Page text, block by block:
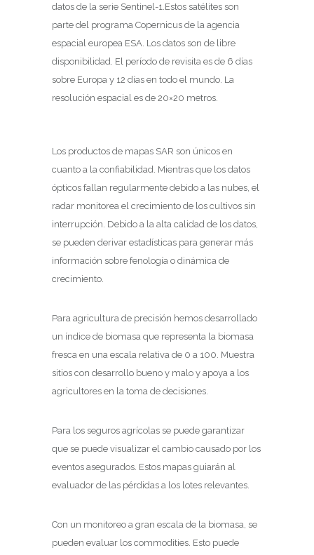
datos de la serie Sentinel-1.Estos satélites son
parte del programa Copernicus de la agencia
espacial europea ESA. Los datos son de libre
disponibilidad. El período de revisita es de 6 días
sobre Europa y 12 días en todo el mundo. La
resolución espacial es de 20×20 metros.
Los productos de mapas SAR son únicos en
cuanto a la confiabilidad. Mientras que los datos
ópticos fallan regularmente debido a las nubes, el
radar monitorea el crecimiento de los cultivos sin
interrupción. Debido a la alta calidad de los datos,
se pueden derivar estadísticas para generar más
información sobre fenología o dinámica de
crecimiento.
Para agricultura de precisión hemos desarrollado
un índice de biomasa que representa la biomasa
fresca en una escala relativa de 0 a 100. Muestra
sitios con desarrollo bueno y malo y apoya a los
agricultores en la toma de decisiones.
Para los seguros agrícolas se puede garantizar
que se puede visualizar el cambio causado por los
eventos asegurados. Estos mapas guiarán al
evaluador de las pérdidas a los lotes relevantes.
Con un monitoreo a gran escala de la biomasa, se
pueden evaluar los commodities. Esto puede